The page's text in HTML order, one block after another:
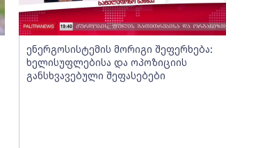
ენერგოსისტემის მორიგი შეფერხება:
ხელისუფლებისა და ოპოზიციის
განსხვავებული შეფასებები